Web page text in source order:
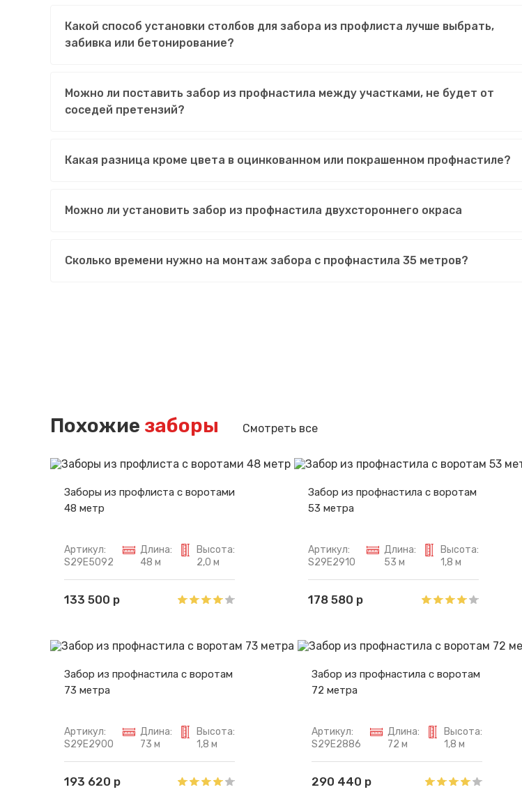
Какой способ установки столбов для забора из профлиста лучше выбрать,
забивка или бетонирование?
Можно ли поставить забор из профнастила между участками, не будет от
соседей претензий?
Какая разница кроме цвета в оцинкованном или покрашенном профнастиле?
Можно ли установить забор из профнастила двухстороннего окраса
Сколько времени нужно на монтаж забора с профнастила 35 метров?
Похожие заборы Смотреть все
Заборы из профлиста с воротами
48 метр
Артикул:
S29E5092
Длина:
48 м
Высота:
2,0 м
133 500 р
Забор из профнастила с воротам
53 метра
Артикул:
S29E2910
Длина:
53 м
Высота:
1,8 м
178 580 р
Забор из профнастила с воротам
73 метра
Артикул:
S29E2900
Длина:
73 м
Высота:
1,8 м
193 620 р
Забор из профнастила с воротам
72 метра
Артикул:
S29E2886
Длина:
72 м
Высота:
1,8 м
290 440 р